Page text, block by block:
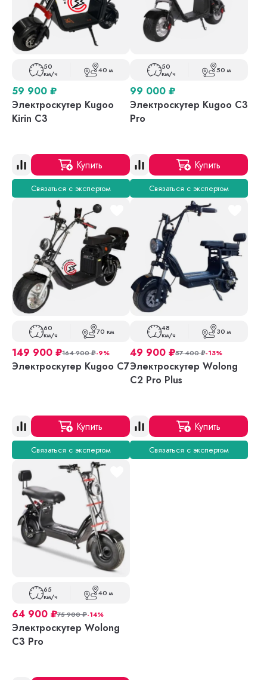
50
км/ч 40 м
59 900 ₽
Электроскутер Kugoo
Kirin C3
Купить
Связаться с экспертом
50
км/ч 50 м
99 000 ₽
Электроскутер Kugoo С3
Pro
Купить
Связаться с экспертом
60
км/ч 70 км
149 900 ₽164 900₽-9%
Электроскутер Kugoo С7
Купить
Связаться с экспертом
48
км/ч 30 м
49 900 ₽57 400₽-13%
Электроскутер Wolong
C2 Pro Plus
Купить
Связаться с экспертом
65
км/ч 40 м
64 900 ₽75 900₽-14%
Электроскутер Wolong
C3 Pro